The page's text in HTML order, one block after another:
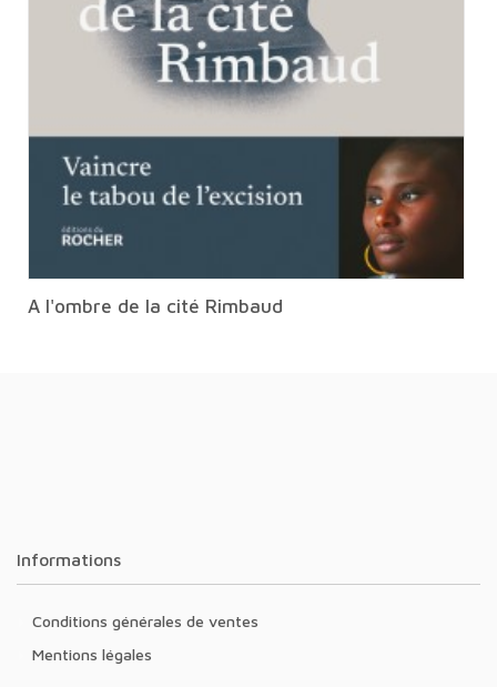
A l'ombre de la cité Rimbaud
Informations
Conditions générales de ventes
Mentions légales